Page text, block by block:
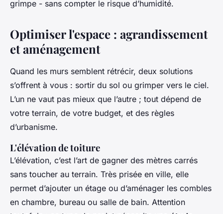
grimpe - sans compter le risque d’humidité.
Optimiser l'espace : agrandissement
et aménagement
Quand les murs semblent rétrécir, deux solutions
s’offrent à vous : sortir du sol ou grimper vers le ciel.
L’un ne vaut pas mieux que l’autre ; tout dépend de
votre terrain, de votre budget, et des règles
d’urbanisme.
L'élévation de toiture
L’élévation, c’est l’art de gagner des mètres carrés
sans toucher au terrain. Très prisée en ville, elle
permet d’ajouter un étage ou d’aménager les combles
en chambre, bureau ou salle de bain. Attention